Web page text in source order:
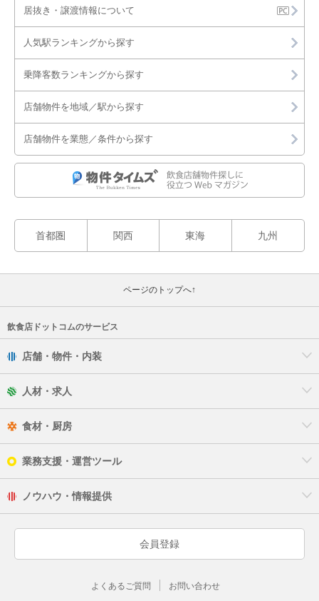
居抜き・譲渡情報について
人気駅ランキングから探す
乗降客数ランキングから探す
店舗物件を地域／駅から探す
店舗物件を業態／条件から探す
首都圏 関西 東海 九州
ページのトップへ↑
飲食店ドットコムのサービス
店舗・物件・内装
人材・求人
食材・厨房
業務支援・運営ツール
ノウハウ・情報提供
会員登録
よくあるご質問 お問い合わせ